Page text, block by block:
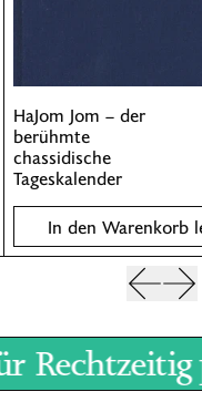
HaJom Jom – der
berühmte
chassidische
Tageskalender
In den Warenkorb
Rechtzeitig